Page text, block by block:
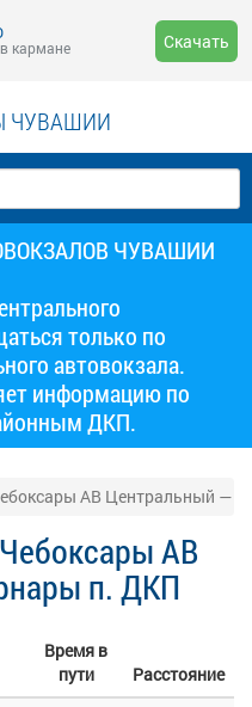
кармане
Скачать
ЧУВАШИИ
ЧУВАШИИ
только по
автовокзала.
информацию по
ДКП.
АВ Центральный —
АВ
п. ДКП
Время в
пути
Расстояние